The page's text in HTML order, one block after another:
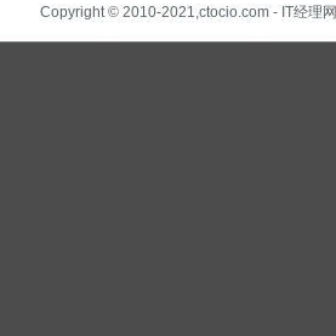
Copyright © 2010-2021,ctocio.com - IT经理网